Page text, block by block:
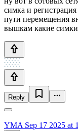
симка и
пути перемещения
вышкам какие симки
Reply
YMA Sep 17 2025 at